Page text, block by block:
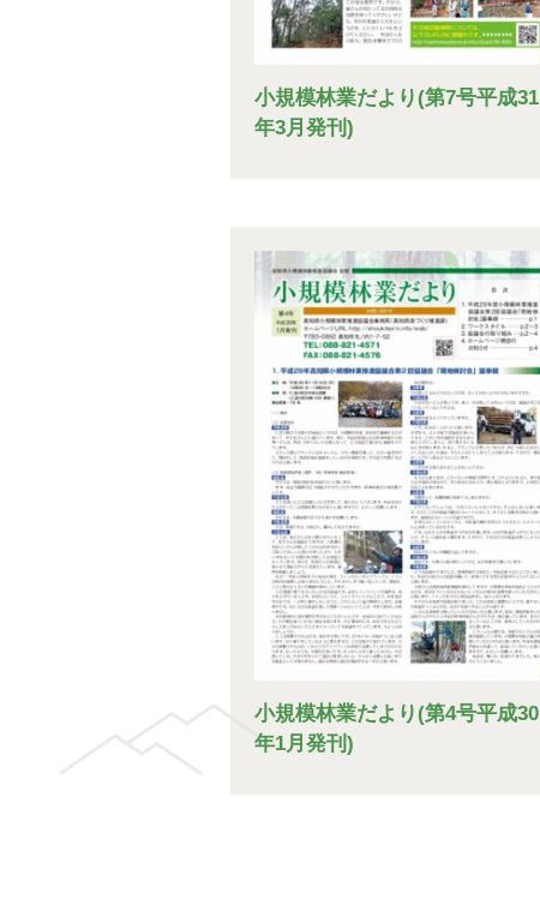
小規模林業だより(第7号平成31
年3月発刊)
小規模林業だより(第4号平成30
年1月発刊)